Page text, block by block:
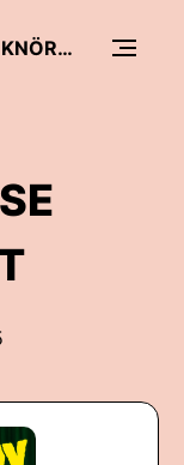
FUNNY BONES MIT JULIA KNÖRNSCHILD